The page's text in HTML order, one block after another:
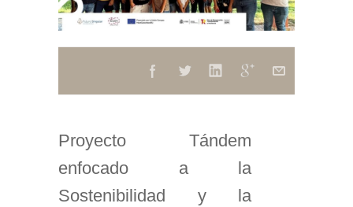
Proyecto Tándem
enfocado a la
Sostenibilidad y la